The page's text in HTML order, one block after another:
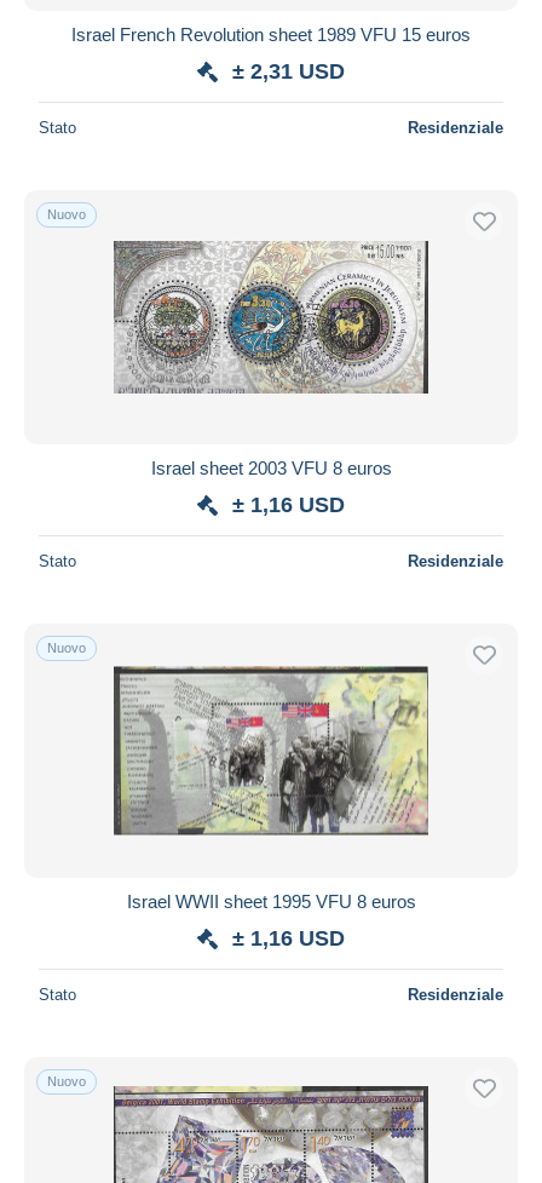
Israel French Revolution sheet 1989 VFU 15 euros
± 2,31 USD
Stato Residenziale
Nuovo
Israel sheet 2003 VFU 8 euros
± 1,16 USD
Stato Residenziale
Nuovo
Israel WWII sheet 1995 VFU 8 euros
± 1,16 USD
Stato Residenziale
Nuovo